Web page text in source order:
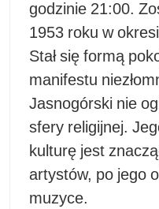
godzinie 21:00.
1953 roku w
Stał się formą
manifestu
Jasnogórski nie
sfery religijnej.
kulturę jest
artystów, po jego
muzyce.